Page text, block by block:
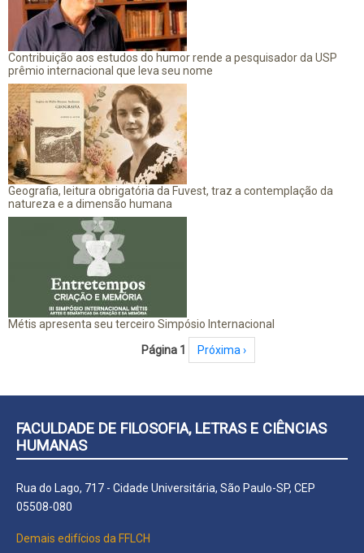
Contribuição aos estudos do humor rende a pesquisador da USP
prêmio internacional que leva seu nome
Geografia, leitura obrigatória da Fuvest, traz a contemplação da
natureza e a dimensão humana
Métis apresenta seu terceiro Simpósio Internacional
Página 1 Próxima página
Próxima ›
FACULDADE DE FILOSOFIA, LETRAS E CIÊNCIAS
HUMANAS
Rua do Lago, 717 - Cidade Universitária, São Paulo-SP, CEP
05508-080
Demais edifícios da FFLCH